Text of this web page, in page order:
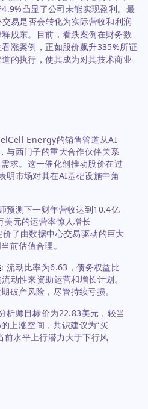
凸显了公司未能实现盈利。最
易是否会转化为实际营收和利润
股东。目前，看跌案例在财务数
涨案例，正如股价飙升335%所证
的执行，使其成为对其技术商业
Energy的销售管道从AI
与西门子的重大合作伙伴关系
求。这一催化剂推动股价在过
明市场对其在AI基础设施中角
预测下一财年营收达到10.4亿
元的运营率惊人增长
了由数据中心交易驱动的巨大
前估值合理。
:流动比率为6.63，债务权益比
动性来资助运营和增长计划。
破产风险，尽管持续亏损。
析师目标价为22.83美元，较当
上涨空间，共识建议为“买
前水平上行潜力大于下行风